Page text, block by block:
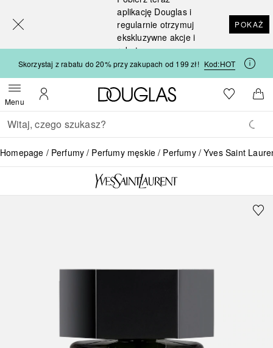
aplikację Douglas i
regularnie otrzymuj
ekskluzywne akcje i
rabaty
POKAŻ
Skorzystaj z rabatu do 20% przy zakupach od 199 zł! Kod:HOT
MenuOtwórz menuMoje konto
Strona główna Douglas
Do listyDo
Wracać
Wykonaj wyszukiwanie
Homepage Perfumy Perfumy męskie Perfumy Yves Saint
[navigation.slideout.screenreader]